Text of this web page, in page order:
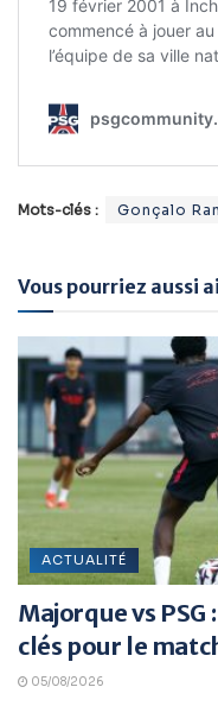
Mots-clés : Gonçalo
Vous pourriez aussi
ACTUALITÉ
Majorque vs
clés pour le
05/08/2026